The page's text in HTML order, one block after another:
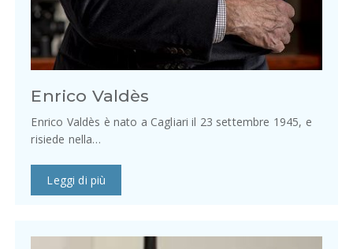
Enrico Valdès
Enrico Valdès è nato a Cagliari il 23 settembre 1945, e
risiede nella…
Leggi di più